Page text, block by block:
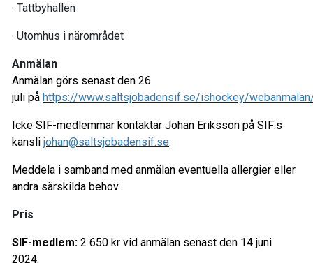
· Tattbyhallen
· Utomhus i närområdet
Anmälan
Anmälan görs senast den 26
juli på https://www.saltsjobadensif.se/ishockey/
Icke SIF-medlemmar kontaktar Johan Eriksson på SIF:s
kansli johan@saltsjobadensif.se.
Meddela i samband med anmälan eventuella allergier eller
andra särskilda behov.
Pris
SIF-medlem: 2 650 kr vid anmälan senast den 14 juni
2024.